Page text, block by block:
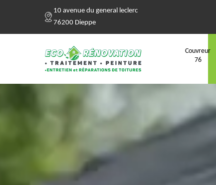
10 avenue du general leclerc
76200 Dieppe
Couvreur
76